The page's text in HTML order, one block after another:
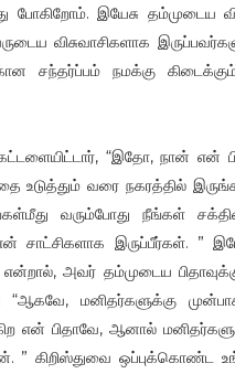
போகிறோம். இயேசு
விசுவாசிகளாக
சந்தர்ப்பம் நமக்கு
“இதோ, நான் என்
உடுத்தும் வரை நகரத்தில்
வரும்போது நீங்கள்
என் சாட்சிகளாக இருப்பீர்கள். ”
அவர் தம்முடைய
“ஆகவே, மனிதர்களுக்கு
என் பிதாவே, ஆனால்
” கிறிஸ்துவை